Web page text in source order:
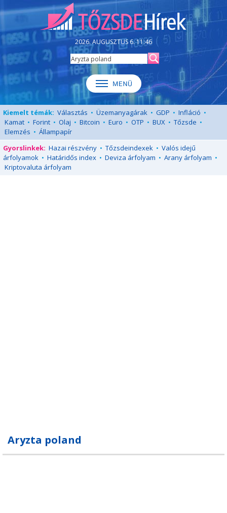
2026. AUGUSZTUS 6. 11:46
Kiemelt témák: Választás • Üzemanyagárak • GDP • Infláció •
Kamat • Forint • Olaj • Bitcoin • Euro • OTP • BUX • Tőzsde •
Elemzés • Állampapír
Gyorslinkek: Hazai részvény • Tőzsdeindexek • Valós idejű
árfolyamok • Határidős index • Deviza árfolyam • Arany árfolyam •
Kriptovaluta árfolyam
Aryzta poland